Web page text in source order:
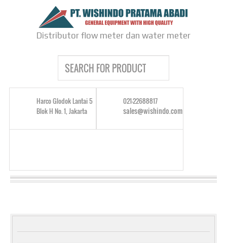
Distributor flow meter dan water meter
Harco Glodok Lantai 5
Blok H No. 1, Jakarta
021-22688817
sales@wishindo.com